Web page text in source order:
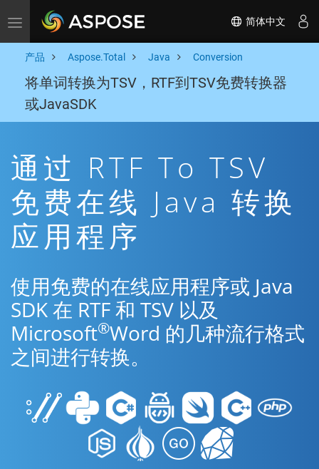
Toggle navigation 简体中文
产品 Aspose.Total Java Conversion
将单词转换为TSV，RTF到TSV免费转换器
或JavaSDK
通过 RTF To TSV
免费在线 Java 转换
应用程序
使用免费的在线应用程序或 Java
SDK 在 RTF 和 TSV 以及
Microsoft®Word 的几种流行格式
之间进行转换。